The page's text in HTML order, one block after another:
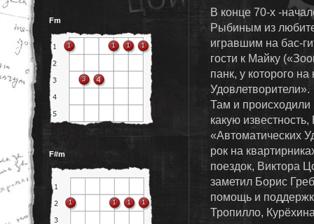
В конце 70-х -
Рыбиным из
игравшим на бас-
гости к Майку
панк, у которого
Удовлетворители».
Там и происходили
какую
«Автоматических
рок на
поездок, Виктора
заметил Борис
помощь и
Тропилло,
Fm
F#m